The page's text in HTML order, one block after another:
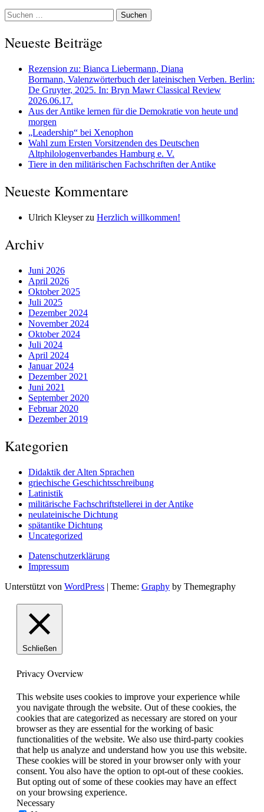
Suchen
nach:
Neueste Beiträge
Rezension zu: Bianca Liebermann, Diana
Bormann, Valenzwörterbuch der lateinischen Verben. Berlin:
De Gruyter, 2025. In: Bryn Mawr Classical Review
2026.06.17.
Aus der Antike lernen für die Demokratie von heute und
morgen
„Leadership“ bei Xenophon
Wahl zum Ersten Vorsitzenden des Deutschen
Altphilologenverbandes Hamburg e. V.
Tiere in den militärischen Fachschriften der Antike
Neueste Kommentare
Ulrich Kleyserzu Herzlich willkommen!
Archiv
Juni 2026
April 2026
Oktober 2025
Juli 2025
Dezember 2024
November 2024
Oktober 2024
Juli 2024
April 2024
Januar 2024
Dezember 2021
Juni 2021
September 2020
Februar 2020
Dezember 2019
Kategorien
Didaktik der Alten Sprachen
griechische Geschichtsschreibung
Latinistik
militärische Fachschriftstellerei in der Antike
neulateinische Dichtung
spätantike Dichtung
Uncategorized
Datenschutzerklärung
Impressum
Unterstützt von WordPress | Theme: Graphy by Themegraphy
Schließen
Privacy Overview
This website uses cookies to improve your experience while
you navigate through the website. Out of these cookies, the
cookies that are categorized as necessary are stored on your
browser as they are essential for the working of basic
functionalities of the website. We also use third-party cookies
that help us analyze and understand how you use this website.
These cookies will be stored in your browser only with your
consent. You also have the option to opt-out of these cookies.
But opting out of some of these cookies may have an effect
on your browsing experience.
Necessary